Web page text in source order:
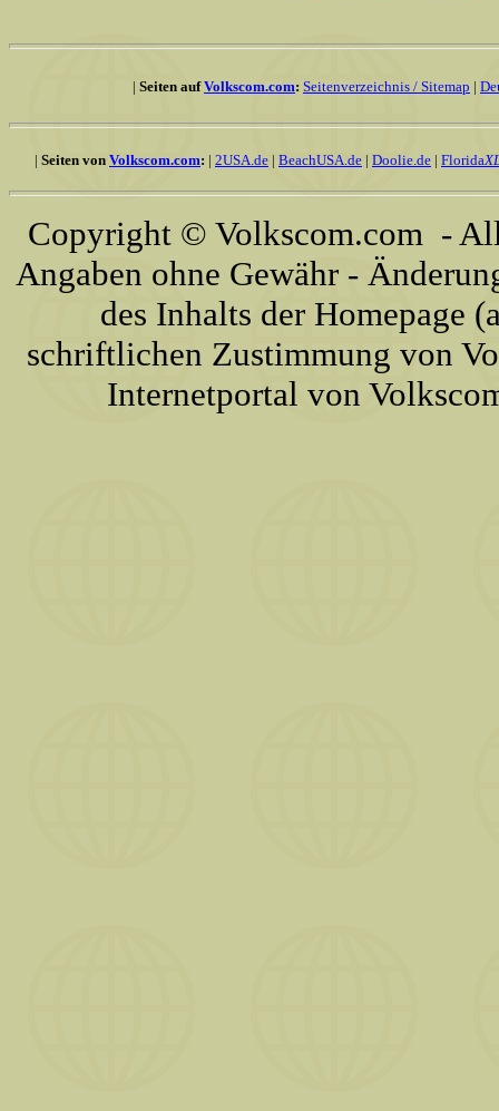
| Seiten aufVolkscom.com: Seitenverzeichnis / Sitemap |
| Seiten von Volkscom.com: | 2USA.de | BeachUSA.de | Doolie.de | Florida
Copyright © Volkscom.com -
Angaben ohne Gewähr -
des Inhalts der Homepage
schriftlichen Zustimmung von
Internetportal von